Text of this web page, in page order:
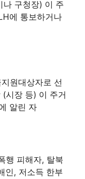
나 구청장) 이 주
에 통보하거나
원대상자로 선
시장 등) 이 주거
알린 자
행 피해자, 탈북
인, 저소득 한부